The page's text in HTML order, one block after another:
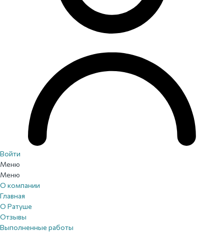
Войти
Меню
Меню
О компании
Главная
О Ратуше
Отзывы
Выполненные работы